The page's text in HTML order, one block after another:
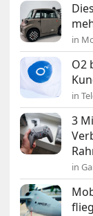
in
O2
in
3
in